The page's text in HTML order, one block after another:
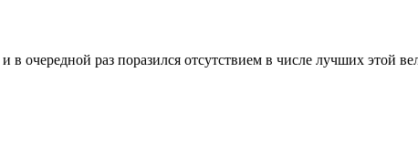
очередной раз поразился отсутствием в числе лучших этой